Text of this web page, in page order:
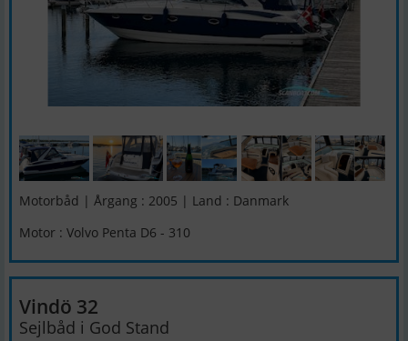
Motorbåd | Årgang : 2005 | Land : Danmark
Motor : Volvo Penta D6 - 310
Vindö 32
Sejlbåd i God Stand